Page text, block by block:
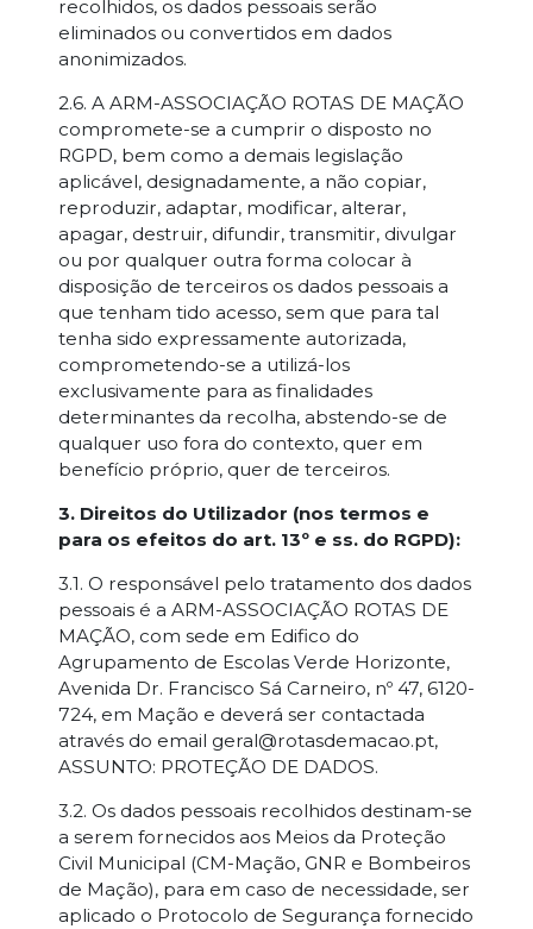
recolhidos, os dados pessoais serão
eliminados ou convertidos em dados
anonimizados.
2.6. A ARM-ASSOCIAÇÃO ROTAS DE MAÇÃO
compromete-se a cumprir o disposto no
RGPD, bem como a demais legislação
aplicável, designadamente, a não copiar,
reproduzir, adaptar, modificar, alterar,
apagar, destruir, difundir, transmitir, divulgar
ou por qualquer outra forma colocar à
disposição de terceiros os dados pessoais a
que tenham tido acesso, sem que para tal
tenha sido expressamente autorizada,
comprometendo-se a utilizá-los
exclusivamente para as finalidades
determinantes da recolha, abstendo-se de
qualquer uso fora do contexto, quer em
benefício próprio, quer de terceiros.
3. Direitos do Utilizador (nos termos e
para os efeitos do art. 13º e ss. do RGPD):
3.1. O responsável pelo tratamento dos dados
pessoais é a ARM-ASSOCIAÇÃO ROTAS DE
MAÇÃO, com sede em Edifico do
Agrupamento de Escolas Verde Horizonte,
Avenida Dr. Francisco Sá Carneiro, nº 47, 6120-
724, em Mação e deverá ser contactada
através do email geral@rotasdemacao.pt,
ASSUNTO: PROTEÇÃO DE DADOS.
3.2. Os dados pessoais recolhidos destinam-se
a serem fornecidos aos Meios da Proteção
Civil Municipal (CM-Mação, GNR e Bombeiros
de Mação), para em caso de necessidade, ser
aplicado o Protocolo de Segurança fornecido